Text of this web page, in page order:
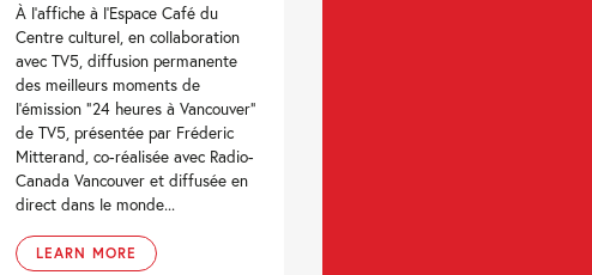
À l’affiche à l’Espace Café du
Centre culturel, en collaboration
avec TV5, diffusion permanente
des meilleurs moments de
l’émission “24 heures à Vancouver”
de TV5, présentée par Fréderic
Mitterand, co-réalisée avec Radio-
Canada Vancouver et diffusée en
direct dans le monde...
LEARN MORE